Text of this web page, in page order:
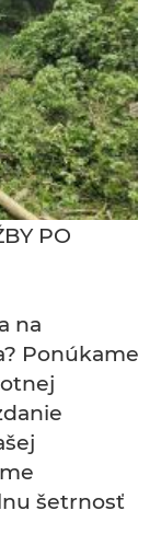
PO
na
Ponúkame
šetrnosť